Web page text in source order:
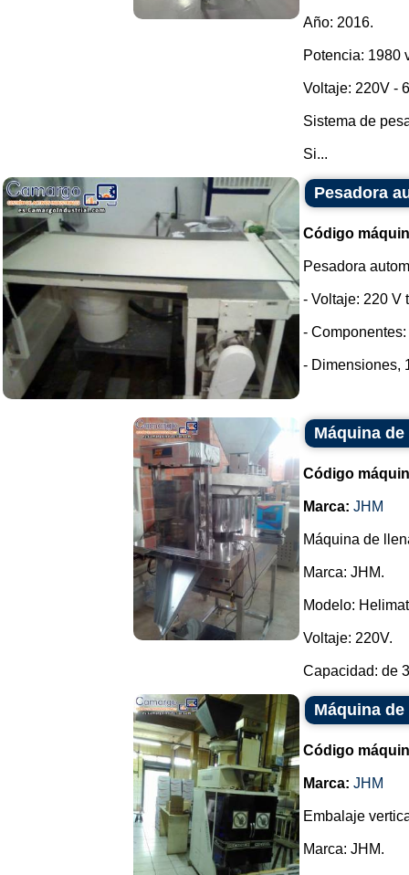
Año: 2016.
Potencia: 1980
Voltaje: 220V -
Sistema de
Si...
Pesadora
Código
Pesadora
- Voltaje: 220 V
-
- Dimensiones,
Máquina
Código
Marca: JHM
Máquina de
Marca: JHM.
Modelo:
Voltaje: 220V.
Capacidad: de
Máquina
Código
Marca: JHM
Embalaje
Marca: JHM.